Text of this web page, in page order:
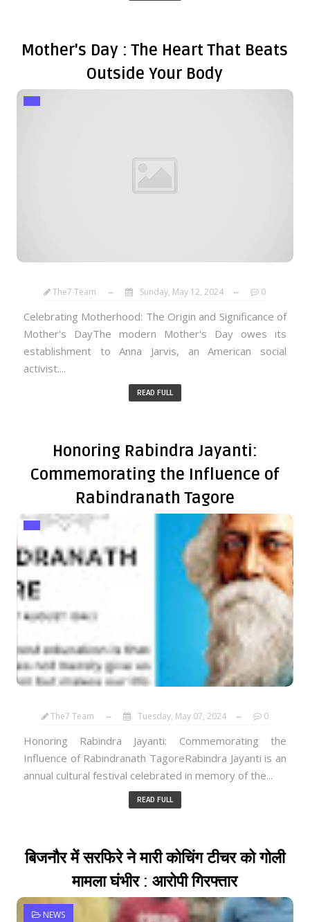
Mother's Day : The Heart That Beats
Outside Your Body
The7 Team Sunday, May 12, 2024 0
Celebrating Motherhood: The Origin and Significance of
Mother's DayThe modern Mother's Day owes its
establishment to Anna Jarvis, an American social
activist....
READ FULL
Honoring Rabindra Jayanti:
Commemorating the Influence of
Rabindranath Tagore
The7 Team Tuesday, May 07, 2024 0
Honoring Rabindra Jayanti: Commemorating the
Influence of Rabindranath TagoreRabindra Jayanti is an
annual cultural festival celebrated in memory of the...
READ FULL
बिजनौर में सरफिरे ने मारी कोचिंग टीचर को गोली
मामला घंभीर : आरोपी गिरफ्तार
NEWS